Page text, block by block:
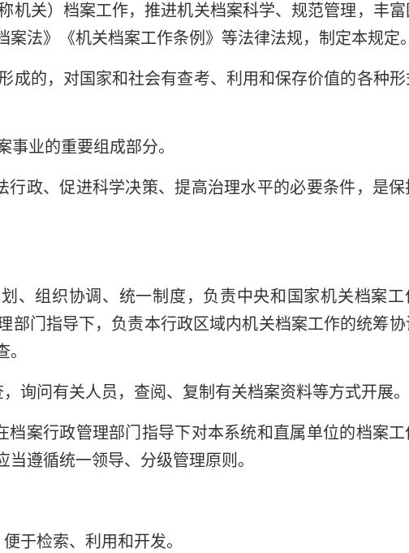
关）档案工作，推进机关档案科学、规范管理，丰
法》《机关档案工作条例》等法律法规，制定本规定
的，对国家和社会有查考、利用和保存价值的各种
业的重要组成部分。
政、促进科学决策、提高治理水平的必要条件，是
、组织协调、统一制度，负责中央和国家机关档案工
部门指导下，负责本行政区域内机关档案工作的统筹
询问有关人员，查阅、复制有关档案资料等方式开展。
案行政管理部门指导下对本系统和直属单位的档案
遵循统一领导、分级管理原则。
于检索、利用和开发。